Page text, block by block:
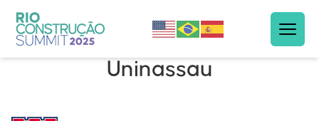
Uninassau